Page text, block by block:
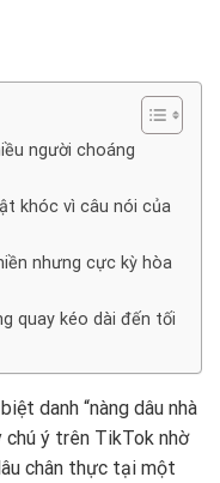
người choáng
khóc vì câu nói của
nhưng cực kỳ hòa
quay kéo dài đến tối
danh “nàng dâu nhà
chú ý trên TikTok nhờ
chân thực tại một